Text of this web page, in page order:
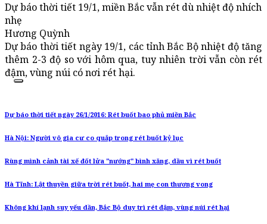
Dự báo thời tiết 19/1, miền Bắc vẫn rét dù nhiệt độ nhích
nhẹ
Hương Quỳnh
Dự báo thời tiết ngày 19/1, các tỉnh Bắc Bộ nhiệt độ tăng
thêm 2-3 độ so với hôm qua, tuy nhiên trời vẫn còn rét
đậm, vùng núi có nơi rét hại.
Dự báo thời tiết ngày 26/1/2016: Rét buốt bao phủ miền Bắc
Hà Nội: Người vô gia cư co quắp trong rét buốt kỷ lục
Rùng mình cảnh tài xế đốt lửa "nướng" bình xăng, dầu vì rét buốt
Hà Tĩnh: Lật thuyền giữa trời rét buốt, hai mẹ con thương vong
Không khí lạnh suy yếu dần, Bắc Bộ duy trì rét đậm, vùng núi rét hại